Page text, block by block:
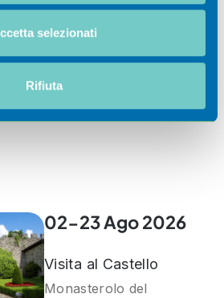
personalizzare contenuti ed
Condividiamo inoltre
in cui utilizza il nostro sito con i
i quali potrebbero combinarle
che ha fornito loro o che hanno
dei loro servizi.
selezionati
Rifiuta
02-23 Ago 2026
Visita al Castello
Monasterolo del